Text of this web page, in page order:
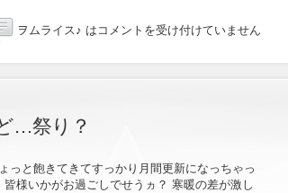
ヲムライス♪ は コメントを受け付けていません
…祭り？
っと飽きてきてすっかり月間更新になっちゃっ
皆様いかがお過ごしでせうヵ？ 寒暖の差が激し